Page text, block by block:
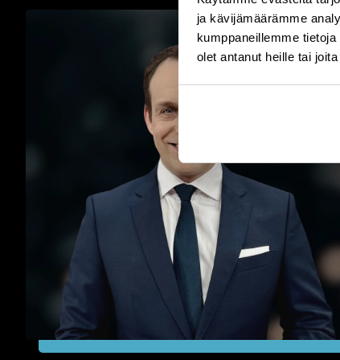
ja kävijämäärämme
kumppaneillemme
olet antanut heille tai